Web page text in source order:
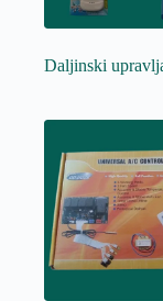
Daljinski